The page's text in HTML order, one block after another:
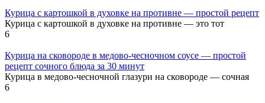
Курица с картошкой в духовке на противне — простой рецепт
Курица с картошкой в духовке на противне — это тот
6
Курица на сковороде в медово-чесночном соусе — простой
рецепт сочного блюда за 30 минут
Курица в медово-чесночной глазури на сковороде — сочная
6